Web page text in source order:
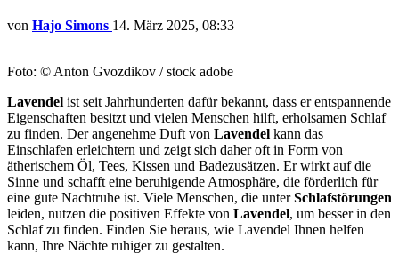
von Hajo Simons 14. März 2025, 08:33
Foto: © Anton Gvozdikov / stock adobe
Lavendel ist seit Jahrhunderten dafür bekannt, dass er entspannende
Eigenschaften besitzt und vielen Menschen hilft, erholsamen Schlaf
zu finden. Der angenehme Duft von Lavendel kann das
Einschlafen erleichtern und zeigt sich daher oft in Form von
ätherischem Öl, Tees, Kissen und Badezusätzen. Er wirkt auf die
Sinne und schafft eine beruhigende Atmosphäre, die förderlich für
eine gute Nachtruhe ist. Viele Menschen, die unterSchlafstörungen
leiden, nutzen die positiven Effekte von Lavendel, um besser in den
Schlaf zu finden. Finden Sie heraus, wie Lavendel Ihnen helfen
kann, Ihre Nächte ruhiger zu gestalten.